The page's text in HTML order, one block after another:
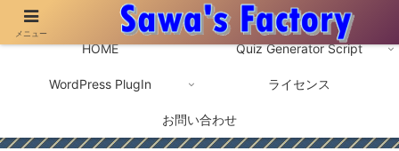
４択クイズなどの自作スクリプト・プラグインを配布しています。
HOME Quiz Generator Script
WordPress PlugIn ライセンス
お問い合わせ
メニュー